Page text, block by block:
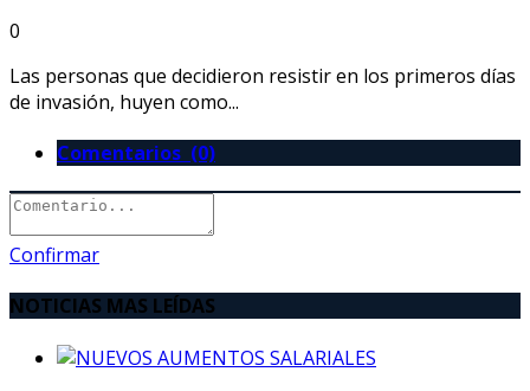
0
Las personas que decidieron resistir en los primeros días
de invasión, huyen como...
Comentarios (0)
Confirmar
NOTICIAS MAS LEÍDAS